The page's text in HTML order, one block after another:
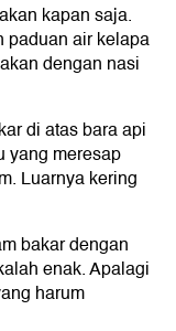
kapan saja.
paduan air kelapa
dengan nasi
di atas bara api
yang meresap
Luarnya kering
bakar dengan
enak. Apalagi
harum